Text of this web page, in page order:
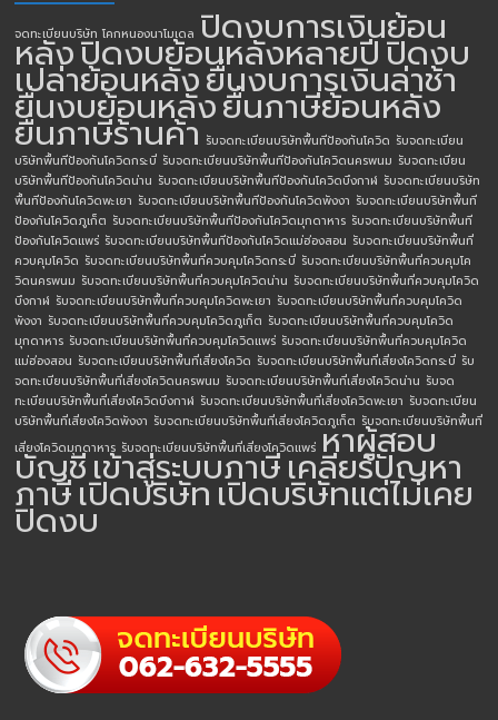
จดทะเบียนบริษัท โคกหนองนาโมเดล ปิดงบการเงินย้อน
หลังปิดงบย้อนหลังหลายปีปิดงบ
เปล่าย้อนหลังยื่นงบการเงินล่าช้า
ยื่นงบย้อนหลังยื่นภาษีย้อนหลัง
ยื่นภาษีร้านค้า รับจดทะเบียนบริษัทพื้นทีป้องกันโควิด รับจดทะเบียน
บริษัทพื้นทีป้องกันโควิดกระบี่ รับจดทะเบียนบริษัทพื้นทีป้องกันโควิดนครพนม รับจดทะเบียน
บริษัทพื้นทีป้องกันโควิดน่าน รับจดทะเบียนบริษัทพื้นทีป้องกันโควิดบึงกาฬ รับจดทะเบียนบริษัท
พื้นทีป้องกันโควิดพะเยา รับจดทะเบียนบริษัทพื้นทีป้องกันโควิดพังงา รับจดทะเบียนบริษัทพื้นที
ป้องกันโควิดภูเก็ต รับจดทะเบียนบริษัทพื้นทีป้องกันโควิดมุกดาหาร รับจดทะเบียนบริษัทพื้นที
ป้องกันโควิดแพร่ รับจดทะเบียนบริษัทพื้นทีป้องกันโควิดแม่ฮ่องสอน รับจดทะเบียนบริษัทพื้นที่
ควบคุมโควิด รับจดทะเบียนบริษัทพื้นที่ควบคุมโควิดกระบี่ รับจดทะเบียนบริษัทพื้นที่ควบคุมโค
วิดนครพนม รับจดทะเบียนบริษัทพื้นที่ควบคุมโควิดน่าน รับจดทะเบียนบริษัทพื้นที่ควบคุมโควิด
บึงกาฬ รับจดทะเบียนบริษัทพื้นที่ควบคุมโควิดพะเยา รับจดทะเบียนบริษัทพื้นที่ควบคุมโควิด
พังงา รับจดทะเบียนบริษัทพื้นที่ควบคุมโควิดภูเก็ต รับจดทะเบียนบริษัทพื้นที่ควบคุมโควิด
มุกดาหาร รับจดทะเบียนบริษัทพื้นที่ควบคุมโควิดแพร่ รับจดทะเบียนบริษัทพื้นที่ควบคุมโควิด
แม่ฮ่องสอน รับจดทะเบียนบริษัทพื้นที่เสี่ยงโควิด รับจดทะเบียนบริษัทพื้นที่เสี่ยงโควิดกระบี่ รับ
จดทะเบียนบริษัทพื้นที่เสี่ยงโควิดนครพนม รับจดทะเบียนบริษัทพื้นที่เสี่ยงโควิดน่าน รับจด
ทะเบียนบริษัทพื้นที่เสี่ยงโควิดบึงกาฬ รับจดทะเบียนบริษัทพื้นที่เสี่ยงโควิดพะเยา รับจดทะเบียน
บริษัทพื้นที่เสี่ยงโควิดพังงา รับจดทะเบียนบริษัทพื้นที่เสี่ยงโควิดภูเก็ต รับจดทะเบียนบริษัทพื้นที่
เสี่ยงโควิดมุกดาหาร รับจดทะเบียนบริษัทพื้นที่เสี่ยงโควิดแพร่ หาผู้สอบ
บัญชีเข้าสู่ระบบภาษีเคลียร์ปัญหา
ภาษีเปิดบริษัทเปิดบริษัทแต่ไม่เคย
ปิดงบ